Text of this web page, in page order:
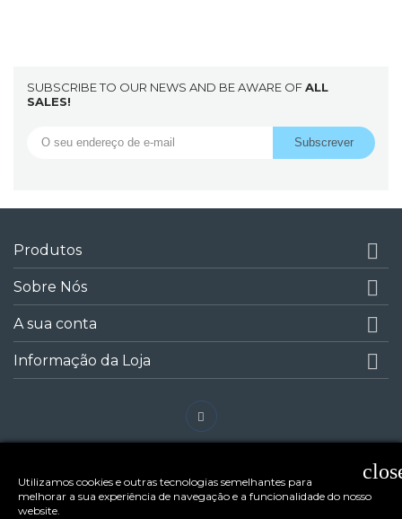
SUBSCRIBE TO OUR NEWS AND BE AWARE OFALL
SALES!
Produtos 
Sobre Nós 
A sua conta 
Informação da Loja 
Utilizamos cookies e outras tecnologias semelhantes para
melhorar a sua experiência de navegação e a funcionalidade do nosso
website.